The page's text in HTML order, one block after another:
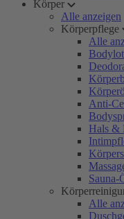
Körper
Alle anzeigen
Körperpflege
Alle
Anti-
Hals &
Alle